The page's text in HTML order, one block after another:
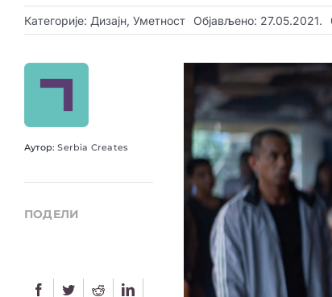
Категорије: Дизајн, Уметност Објављено: 27.05.2021.
Аутор:Serbia Creates
ПОДЕЛИ